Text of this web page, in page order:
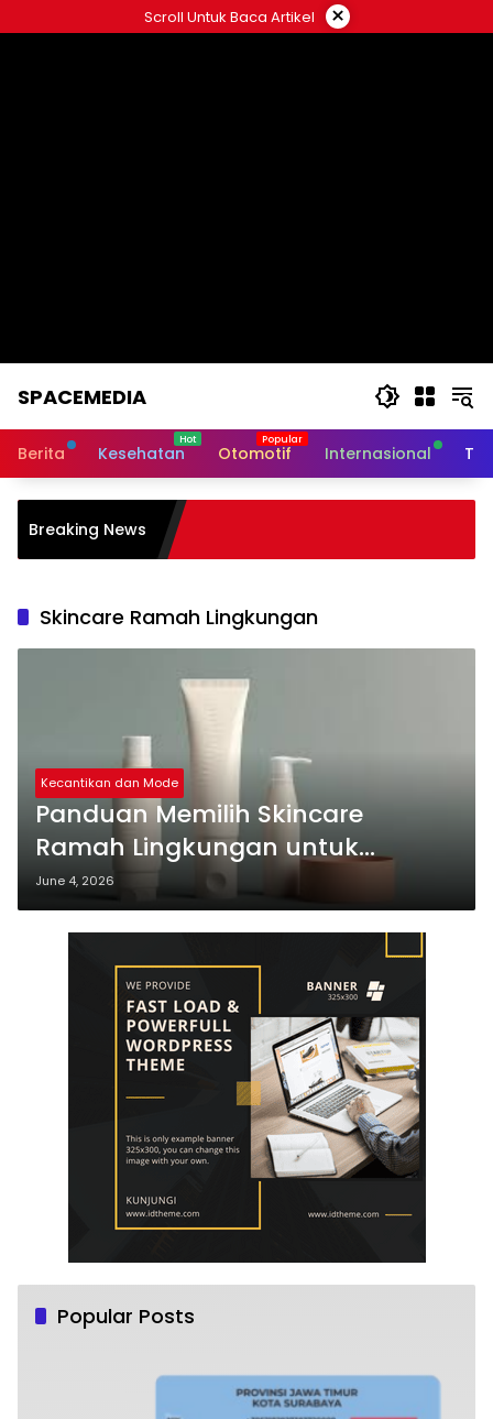
to
Scroll Untuk Baca Artikel ×
SPACEMEDIA
Berita Kesehatan Otomotif Internasional
Breaking News
Aktif
Sukses
Skincare Ramah Lingkungan
Kecantikan dan Mode
Panduan Memilih Skincare
Ramah Lingkungan untuk
Pemula Sekarang
June 4, 2026
Popular Posts